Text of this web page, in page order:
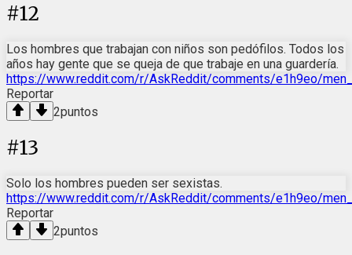
#12
Los hombres que trabajan con niños son pedófilos. Todos los
años hay gente que se queja de que trabaje en una guardería.
https://www.reddit.com/r/AskReddit/comments/e1h9eo/
Reportar
2puntos
#13
Solo los hombres pueden ser sexistas.
https://www.reddit.com/r/AskReddit/comments/e1h9eo/
Reportar
2puntos